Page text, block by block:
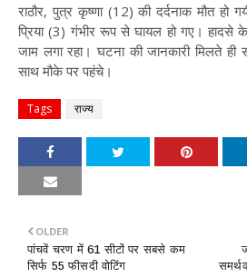
राठौर, पुत्र कृष्णा (12) की दर्दनाक मौत हो
प्रिया (3) गंभीर रूप से घायल हो गए। हादसे
जाम लगा रहा। घटना की जानकारी मिलते ही
साथ मौके पर पहंचे।
Tags राज्य
OLDER
पांचवें चरण में 61 सीटों पर सबसे कम
सिर्फ 55 फीसदी वोटिंग